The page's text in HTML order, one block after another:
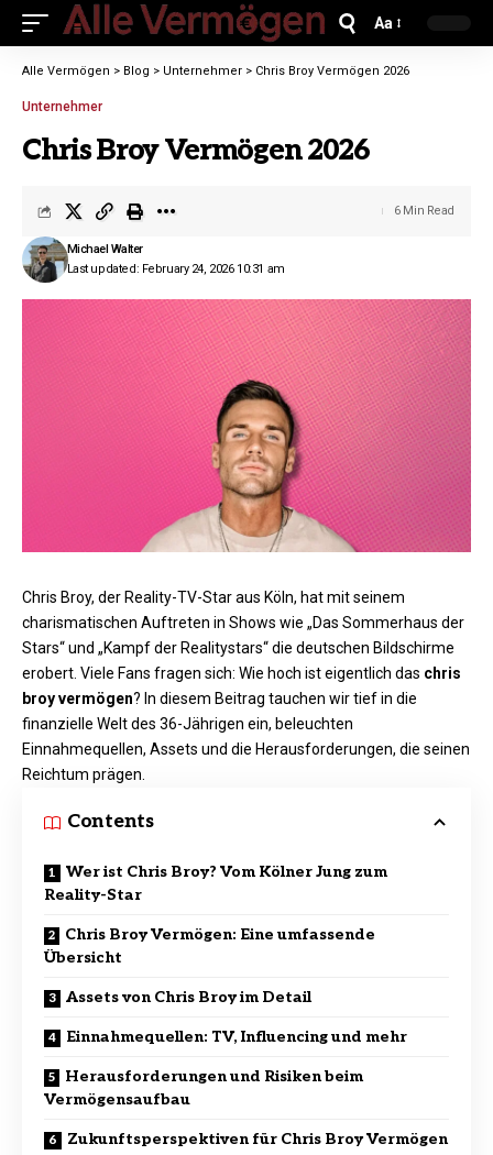
Aa
Alle Vermögen > Blog > Unternehmer > Chris Broy Vermögen 2026
Unternehmer
Chris Broy Vermögen 2026
Last updated: February 24, 2026 10:31 am
Michael Walter
6 Min Read
Chris Broy, der Reality-TV-Star aus Köln, hat mit seinem
charismatischen Auftreten in Shows wie „Das Sommerhaus der
Stars“ und „Kampf der Realitystars“ die deutschen Bildschirme
erobert. Viele Fans fragen sich: Wie hoch ist eigentlich das chris
broy vermögen? In diesem Beitrag tauchen wir tief in die
finanzielle Welt des 36-Jährigen ein, beleuchten
Einnahmequellen, Assets und die Herausforderungen, die seinen
Reichtum prägen.
Contents
Wer ist Chris Broy? Vom Kölner Jung zum
Reality-Star
Chris Broy Vermögen: Eine umfassende
Übersicht
Assets von Chris Broy im Detail
Einnahmequellen: TV, Influencing und mehr
Herausforderungen und Risiken beim
Vermögensaufbau
Zukunftsperspektiven für Chris Broy Vermögen